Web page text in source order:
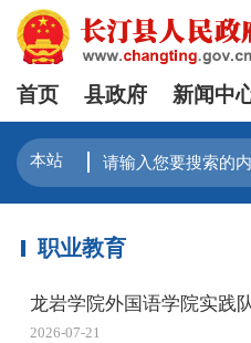
首页 县政府 新闻中
职业教育
龙岩学院外国语学院实践
2026-07-21